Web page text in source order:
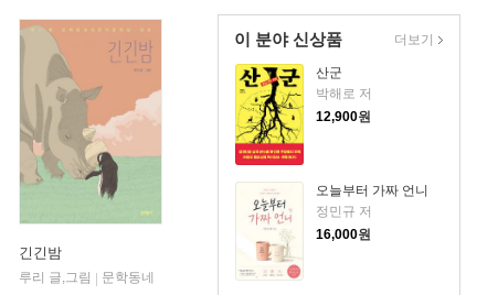
이 분야 신상품
산군
박해로 저
12,900원
오늘부터 가짜 언니
정민규 저
16,000원
더보기
긴긴밤
루리 글,그림
문학동네